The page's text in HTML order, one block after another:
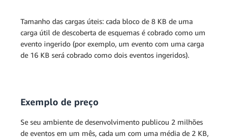
Tamanho das cargas úteis: cada bloco de 8 KB de uma
carga útil de descoberta de esquemas é cobrado como um
evento ingerido (por exemplo, um evento com uma carga
de 16 KB será cobrado como dois eventos ingeridos).
Exemplo de preço
Se seu ambiente de desenvolvimento publicou 2 milhões
de eventos em um mês, cada um com uma média de 2 KB,